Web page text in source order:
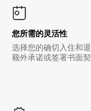
您所需的灵活性
选择您的确切入住和
额外承诺或签署书面